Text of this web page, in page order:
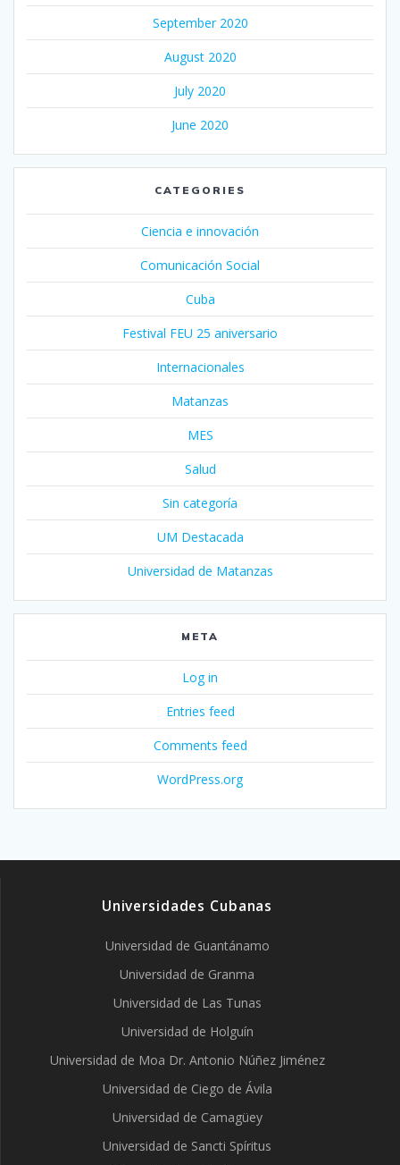
September 2020
August 2020
July 2020
June 2020
CATEGORIES
Ciencia e innovación
Comunicación Social
Cuba
Festival FEU 25 aniversario
Internacionales
Matanzas
MES
Salud
Sin categoría
UM Destacada
Universidad de Matanzas
META
Log in
Entries feed
Comments feed
WordPress.org
Universidades Cubanas
Universidad de Guantánamo
Universidad de Granma
Universidad de Las Tunas
Universidad de Holguín
Universidad de Moa Dr. Antonio Núñez Jiménez
Universidad de Ciego de Ávila
Universidad de Camagüey
Universidad de Sancti Spíritus